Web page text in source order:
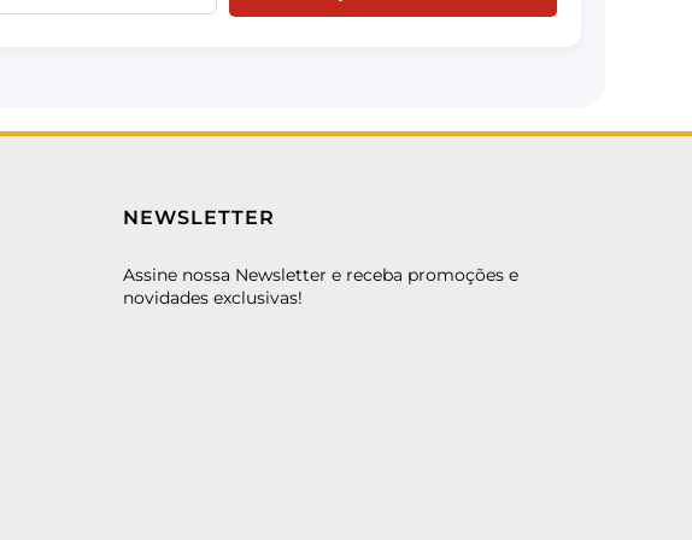
NEWSLETTER
Assine nossa Newsletter e receba promoções e
novidades exclusivas!